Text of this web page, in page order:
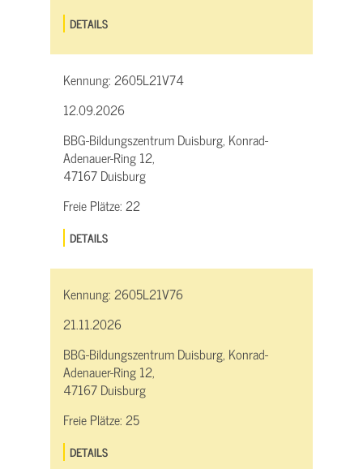
DETAILS
Kennung:2605L21V74
12.09.2026
BBG-Bildungszentrum Duisburg, Konrad-
Adenauer-Ring 12,
47167 Duisburg
Freie Plätze:22
DETAILS
Kennung:2605L21V76
21.11.2026
BBG-Bildungszentrum Duisburg, Konrad-
Adenauer-Ring 12,
47167 Duisburg
Freie Plätze:25
DETAILS